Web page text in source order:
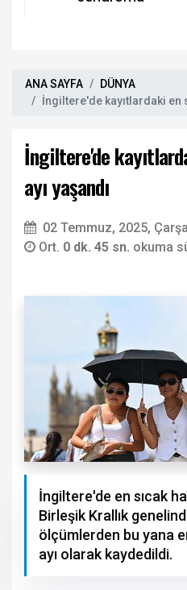
ANA SAYFA
DÜNYA
İngiltere'de kayıtlardaki en
İngiltere'de
ayı yaşandı
02 Temmuz, 2025,
Ort. 0 dk. 45 sn. okuma
İngiltere'de en sıcak
Birleşik Krallık
ölçümlerden bu yana
ayı olarak kaydedildi.